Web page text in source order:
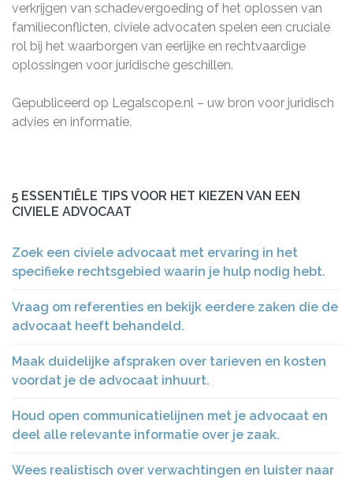
verkrijgen van schadevergoeding of het oplossen van
familieconflicten, civiele advocaten spelen een cruciale
rol bij het waarborgen van eerlijke en rechtvaardige
oplossingen voor juridische geschillen.
Gepubliceerd op Legalscope.nl – uw bron voor juridisch
advies en informatie.
5 ESSENTIËLE TIPS VOOR HET KIEZEN VAN EEN
CIVIELE ADVOCAAT
Zoek een civiele advocaat met ervaring in het
specifieke rechtsgebied waarin je hulp nodig hebt.
Vraag om referenties en bekijk eerdere zaken die de
advocaat heeft behandeld.
Maak duidelijke afspraken over tarieven en kosten
voordat je de advocaat inhuurt.
Houd open communicatielijnen met je advocaat en
deel alle relevante informatie over je zaak.
Wees realistisch over verwachtingen en luister naar